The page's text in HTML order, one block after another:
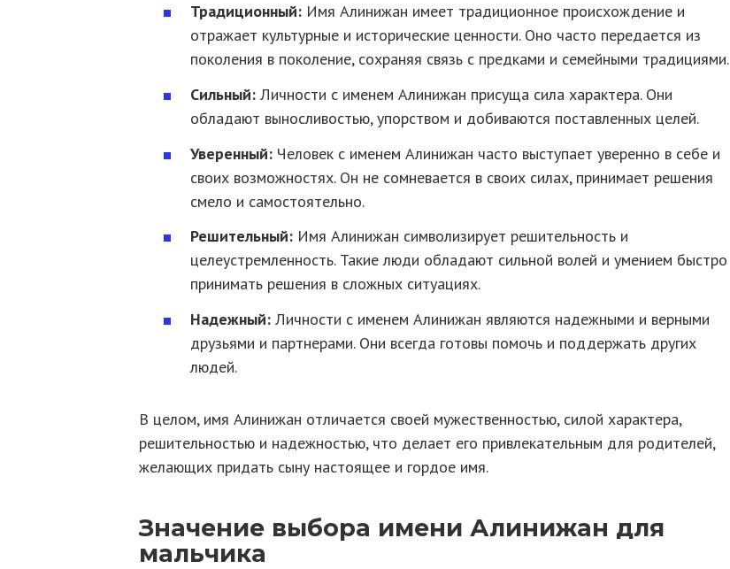
Традиционный: Имя Алинижан имеет традиционное происхождение и
отражает культурные и исторические ценности. Оно часто передается из
поколения в поколение, сохраняя связь с предками и семейными традициями.
Сильный: Личности с именем Алинижан присуща сила характера. Они
обладают выносливостью, упорством и добиваются поставленных целей.
Уверенный: Человек с именем Алинижан часто выступает уверенно в себе и
своих возможностях. Он не сомневается в своих силах, принимает решения
смело и самостоятельно.
Решительный: Имя Алинижан символизирует решительность и
целеустремленность. Такие люди обладают сильной волей и умением быстро
принимать решения в сложных ситуациях.
Надежный: Личности с именем Алинижан являются надежными и верными
друзьями и партнерами. Они всегда готовы помочь и поддержать других
людей.
В целом, имя Алинижан отличается своей мужественностью, силой характера,
решительностью и надежностью, что делает его привлекательным для родителей,
желающих придать сыну настоящее и гордое имя.
Значение выбора имени Алинижан для
мальчика